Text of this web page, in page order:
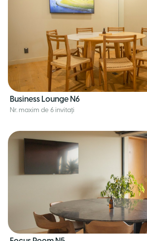
Business Lounge N6
Nr. maxim de 6 invitați